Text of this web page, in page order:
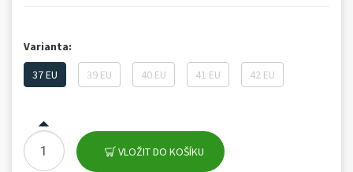
Varianta:
37 EU
39 EU 40 EU 41 EU 42 EU
VLOŽIT DO KOŠÍKU